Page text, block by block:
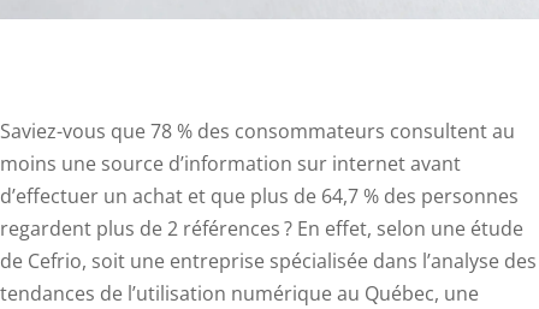
Saviez-vous que 78 % des consommateurs consultent au
moins une source d’information sur internet avant
d’effectuer un achat et que plus de 64,7 % des personnes
regardent plus de 2 références ? En effet, selon une étude
de Cefrio, soit une entreprise spécialisée dans l’analyse des
tendances de l’utilisation numérique au Québec, une